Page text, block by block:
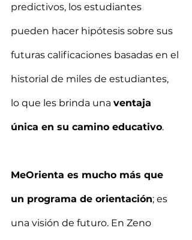
predictivos, los estudiantes
pueden hacer hipótesis sobre sus
futuras calificaciones basadas en el
historial de miles de estudiantes,
lo que les brinda una ventaja
única en su camino educativo.
MeOrienta es mucho más que
un programa de orientación; es
una visión de futuro. En Zeno